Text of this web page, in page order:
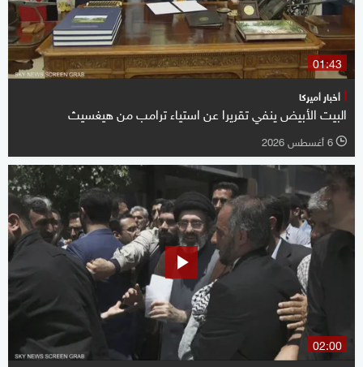
01:43
أخبار أميركا
البيت الأبيض ينفي تقريرا عن استياء ترامب من هيغسيث
l 6 أغسطس 2026
02:00